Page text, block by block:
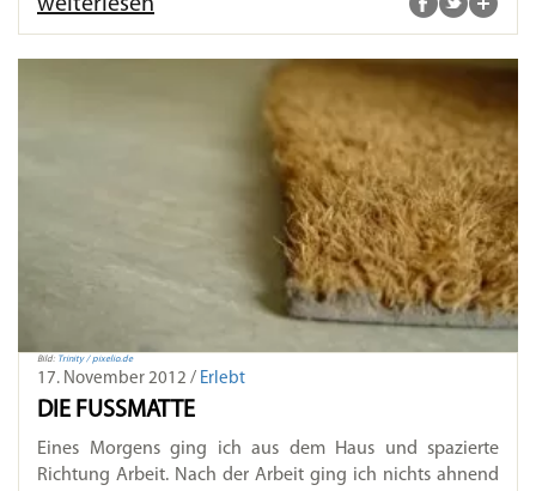
weiterlesen
Bild: Trinity / pixelio.de
17. November 2012 / Erlebt
DIE FUSSMATTE
Eines Morgens ging ich aus dem Haus und spazierte
Richtung Arbeit. Nach der Arbeit ging ich nichts ahnend